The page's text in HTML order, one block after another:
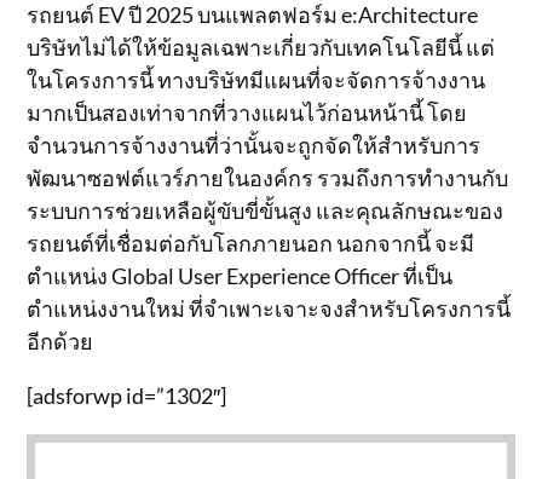
รถยนต์ EV ปี 2025 บนแพลตฟอร์ม e:Architecture
บริษัทไม่ได้ให้ข้อมูลเฉพาะเกี่ยวกับเทคโนโลยีนี้ แต่
ในโครงการนี้ ทางบริษัทมีแผนที่จะจัดการจ้างงาน
มากเป็นสองเท่าจากที่วางแผนไว้ก่อนหน้านี้ โดย
จำนวนการจ้างงานที่ว่านั้นจะถูกจัดให้สำหรับการ
พัฒนาซอฟต์แวร์ภายในองค์กร รวมถึงการทำงานกับ
ระบบการช่วยเหลือผู้ขับขี่ขั้นสูง และคุณลักษณะของ
รถยนต์ที่เชื่อมต่อกับโลกภายนอก นอกจากนี้ จะมี
ตำแหน่ง Global User Experience Officer ที่เป็น
ตำแหน่งงานใหม่ ที่จำเพาะเจาะจงสำหรับโครงการนี้
อีกด้วย
[adsforwp id=”1302″]